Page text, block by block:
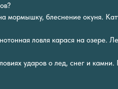
мормышку, блеснение окуня.
ловля карася на озере.
ударов о лед, снег и камни.